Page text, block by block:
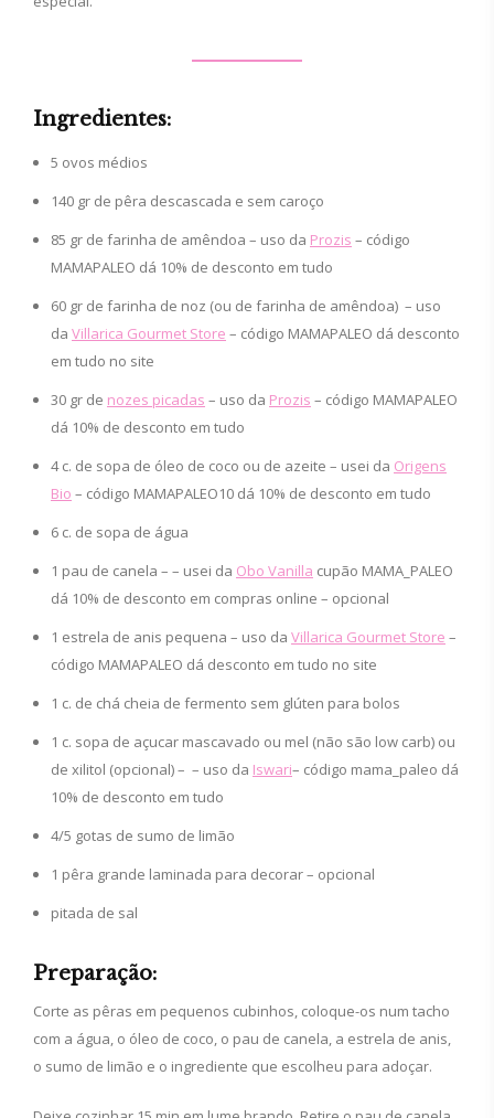
Ingredientes:
5 ovos médios
140 gr de pêra descascada e sem caroço
85 gr de farinha de amêndoa – uso da Prozis – código
MAMAPALEO dá 10% de desconto em tudo
60 gr de farinha de noz (ou de farinha de amêndoa) – uso
da Villarica Gourmet Store – código MAMAPALEO dá desconto
em tudo no site
30 gr de nozes picadas – uso da Prozis – código MAMAPALEO
dá 10% de desconto em tudo
4 c. de sopa de óleo de coco ou de azeite – usei da Origens
Bio – código MAMAPALEO10 dá 10% de desconto em tudo
6 c. de sopa de água
1 pau de canela – – usei da Obo Vanilla cupão MAMA_PALEO
dá 10% de desconto em compras online – opcional
1 estrela de anis pequena – uso da Villarica Gourmet Store –
código MAMAPALEO dá desconto em tudo no site
1 c. de chá cheia de fermento sem glúten para bolos
1 c. sopa de açucar mascavado ou mel (não são low carb) ou
de xilitol (opcional) – – uso da Iswari– código mama_paleo dá
10% de desconto em tudo
4/5 gotas de sumo de limão
1 pêra grande laminada para decorar – opcional
pitada de sal
Preparação:
Corte as pêras em pequenos cubinhos, coloque-os num tacho
com a água, o óleo de coco, o pau de canela, a estrela de anis,
o sumo de limão e o ingrediente que escolheu para adoçar.